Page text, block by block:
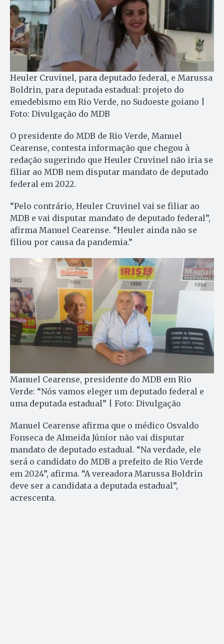
Heuler Cruvinel, para deputado federal, e Marussa
Boldrin, para deputada estadual: projeto do
emedebismo em Rio Verde, no Sudoeste goiano |
Foto: Divulgação do MDB
O presidente do MDB de Rio Verde, Manuel
Cearense, contesta informação que chegou à
redação sugerindo que Heuler Cruvinel não iria se
filiar ao MDB nem disputar mandato de deputado
federal em 2022.
“Pelo contrário, Heuler Cruvinel vai se filiar ao
MDB e vai disputar mandato de deputado federal”,
afirma Manuel Cearense. “Heuler ainda não se
filiou por causa da pandemia.”
Manuel Cearense, presidente do MDB em Rio
Verde: “Nós vamos eleger um deputado federal e
uma deputada estadual” | Foto: Divulgação
Manuel Cearense afirma que o médico Osvaldo
Fonseca de Almeida Júnior não vai disputar
mandato de deputado estadual. “Na verdade, ele
será o candidato do MDB a prefeito de Rio Verde
em 2024”, afirma. “A vereadora Marussa Boldrin
deve ser a candidata a deputada estadual”,
acrescenta.